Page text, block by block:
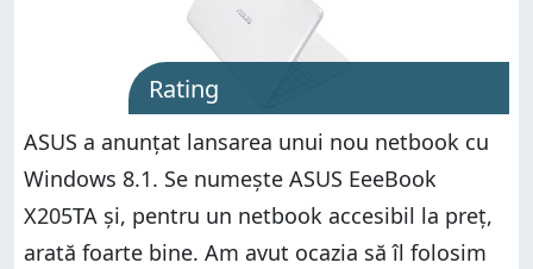
Rating
ASUS a anunțat lansarea unui nou netbook cu
Windows 8.1. Se numește ASUS EeeBook
X205TA și, pentru un netbook accesibil la preț,
arată foarte bine. Am avut ocazia să îl folosim